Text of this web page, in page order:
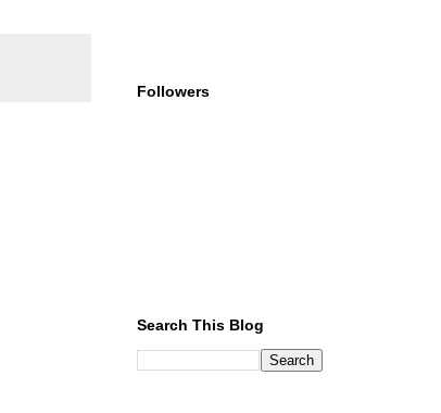
Followers
Search This Blog